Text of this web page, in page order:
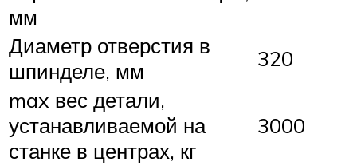
мм
Диаметр отверстия в
шпинделе, мм
320
max вес детали,
устанавливаемой на
станке в центрах, кг
3000